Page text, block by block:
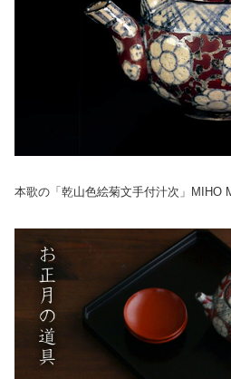
本歌の「乾山色絵菊文手付汁次」MIHO